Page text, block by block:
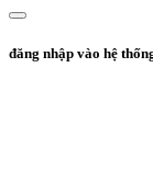
đăng nhập vào hệ